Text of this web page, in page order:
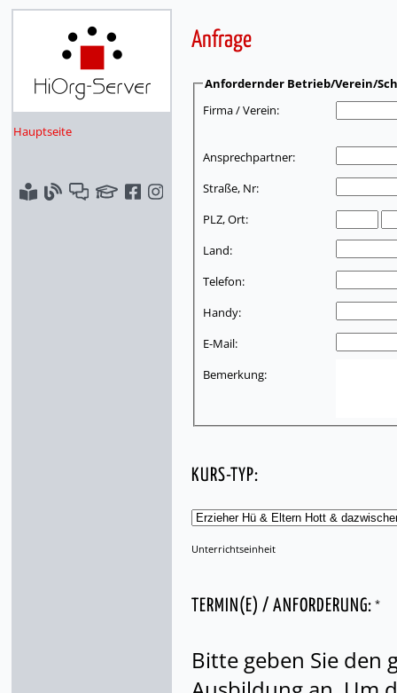
Hauptseite
Anfrage
Anfordernder Betrieb/Verein/
Firma / Verein:
Ansprechpartner:
Straße, Nr:
PLZ, Ort:
Land:
Telefon:
Handy:
E-Mail:
Bemerkung:
KURS-TYP:
Unterrichtseinheit
TERMIN(E) / ANFORDERUNG: *
Bitte geben Sie den